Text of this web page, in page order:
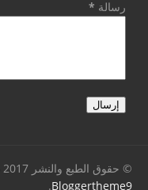
رسالة *
© حقوق الطبع والنشر 2017
Bloggertheme9
.